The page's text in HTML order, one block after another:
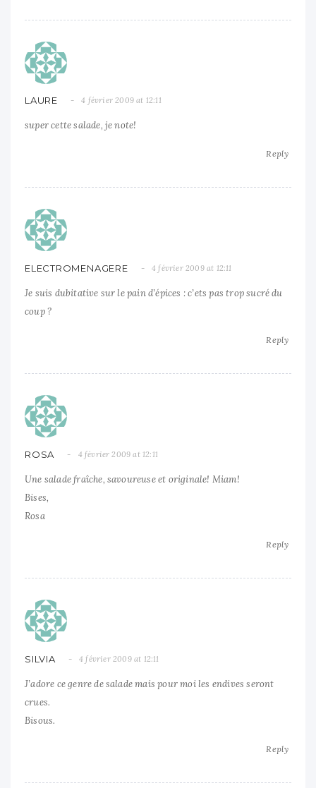
LAURE 4 février 2009 at 12:11
super cette salade, je note!
Reply
ELECTROMENAGERE 4 février 2009 at 12:11
Je suis dubitative sur le pain d’épices : c’ets pas trop sucré du
coup ?
Reply
ROSA 4 février 2009 at 12:11
Une salade fraîche, savoureuse et originale! Miam!
Bises,
Rosa
Reply
SILVIA 4 février 2009 at 12:11
J’adore ce genre de salade mais pour moi les endives seront
crues.
Bisous.
Reply